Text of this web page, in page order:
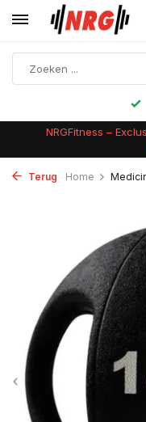
NRGFitness –
Terug Home